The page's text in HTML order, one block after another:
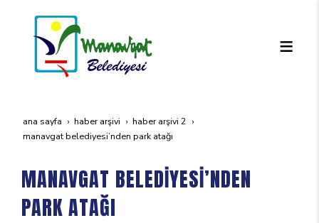
ana sayfa haber arşivi
haber arşivi 2
manavgat beledi̇yesi̇’nden park ataği
MANAVGAT BELEDİYESİ’NDEN
PARK ATAĞI